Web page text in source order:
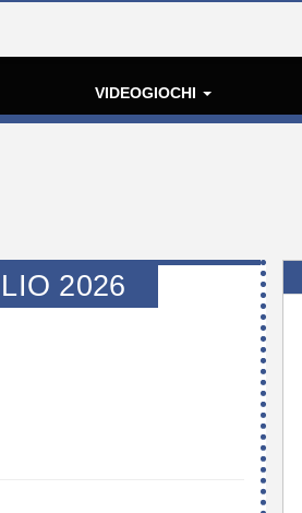
VIDEOGIOCHI
2026